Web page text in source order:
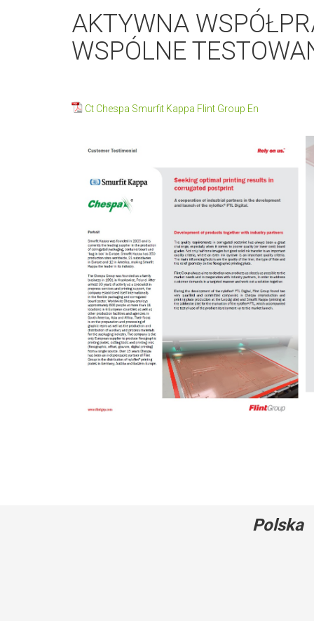
AKTYWNA
WSPÓLNE
Ct Chespa Smurfit Kappa Flint Group En
Polska